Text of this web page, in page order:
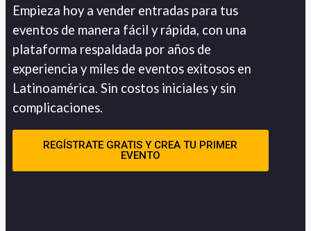
Empieza hoy a vender entradas para tus
eventos de manera fácil y rápida, con una
plataforma respaldada por años de
experiencia y miles de eventos exitosos en
Latinoamérica. Sin costos iniciales y sin
complicaciones.
REGÍSTRATE GRATIS Y CREA TU PRIMER
EVENTO